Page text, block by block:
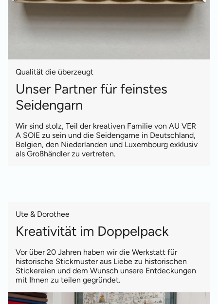
Qualität die überzeugt
Unser Partner für feinstes
Seidengarn
Wir sind stolz, Teil der kreativen Familie von AU VER
A SOIE zu sein und die Seidengarne in Deutschland,
Belgien, den Niederlanden und Luxembourg exklusiv
als Großhändler zu vertreten.
Ute & Dorothee
Kreativität im Doppelpack
Vor über 20 Jahren haben wir die Werkstatt für
historische Stickmuster aus Liebe zu historischen
Stickereien und dem Wunsch unsere Entdeckungen
mit Ihnen zu teilen gegründet.